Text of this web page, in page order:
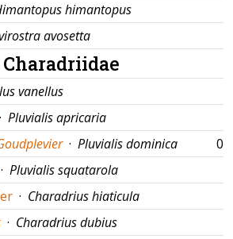
himantopus
avosetta
Charadriidae
vanellus
· Pluvialis apricaria
· Pluvialis dominica
· Pluvialis squatarola
· Charadrius hiaticula
· Charadrius dubius